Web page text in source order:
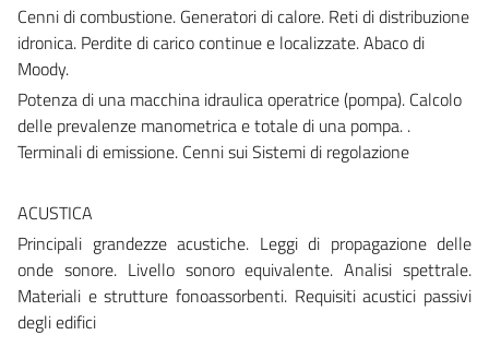
Cenni di combustione. Generatori di calore. Reti di distribuzione
idronica. Perdite di carico continue e localizzate. Abaco di
Moody.
Potenza di una macchina idraulica operatrice (pompa). Calcolo
delle prevalenze manometrica e totale di una pompa. .
Terminali di emissione. Cenni sui Sistemi di regolazione
ACUSTICA
Principali grandezze acustiche. Leggi di propagazione delle
onde sonore. Livello sonoro equivalente. Analisi spettrale.
Materiali e strutture fonoassorbenti. Requisiti acustici passivi
degli edifici